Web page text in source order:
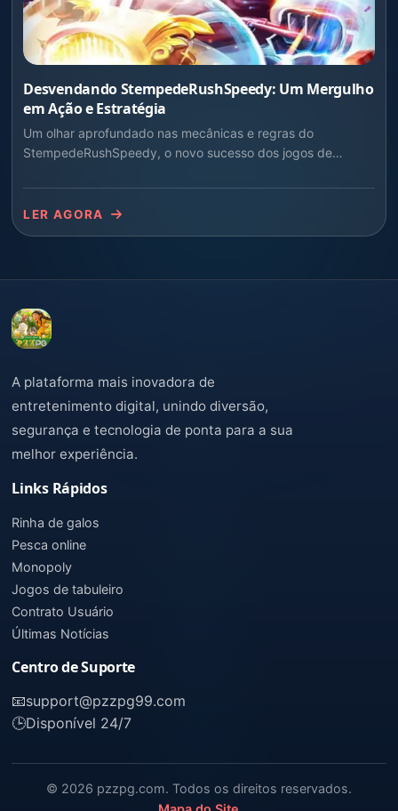
Desvendando StempedeRushSpeedy: Um Mergulho
em Ação e Estratégia
Um olhar aprofundado nas mecânicas e regras do
StempedeRushSpeedy, o novo sucesso dos jogos de
LER AGORA
A plataforma mais inovadora de
entretenimento digital, unindo diversão,
segurança e tecnologia de ponta para a sua
melhor experiência.
Links Rápidos
Rinha de galos
Pesca online
Monopoly
Jogos de tabuleiro
Contrato Usuário
Últimas Notícias
Centro de Suporte
📧support@pzzpg99.com
🕒Disponível 24/7
© 2026 pzzpg.com. Todos os direitos reservados.